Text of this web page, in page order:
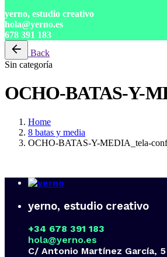
yerno, estudio creativo
hola@yerno.es
678 391 183
Back
Sin categoría
OCHO-BATAS-Y-
Home
8 batas y media
OCHO-BATAS-Y-MEDIA_tela-
yerno, estudio creativo
+34 678 391 183
hola@yerno.es
C/ Antonio Martínez García,